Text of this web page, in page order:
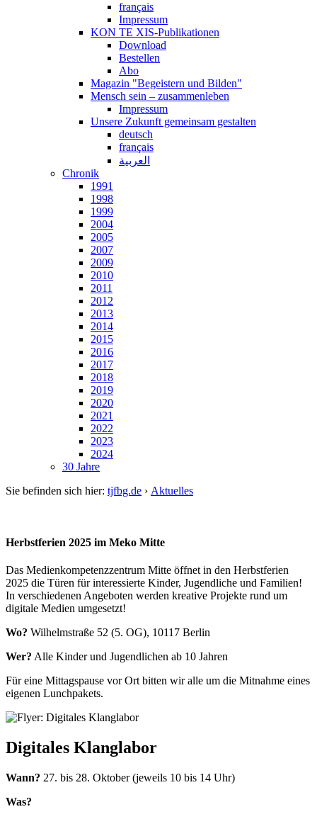
français
Impressum
KON TE XIS-Publikationen
Download
Bestellen
Abo
Magazin "Begeistern und Bilden"
Mensch sein – zusammenleben
Impressum
Unsere Zukunft gemeinsam gestalten
deutsch
français
العربية
Chronik
1991
1998
1999
2004
2005
2007
2009
2010
2011
2012
2013
2014
2015
2016
2017
2018
2019
2020
2021
2022
2023
2024
30 Jahre
Sie befinden sich hier: tjfbg.de › Aktuelles
Herbstferien 2025 im Meko Mitte
Das Medienkompetenzzentrum Mitte öffnet in den Herbstferien
2025 die Türen für interessierte Kinder, Jugendliche und Familien!
In verschiedenen Angeboten werden kreative Projekte rund um
digitale Medien umgesetzt!
Wo? Wilhelmstraße 52 (5. OG), 10117 Berlin
Wer? Alle Kinder und Jugendlichen ab 10 Jahren
Für eine Mittagspause vor Ort bitten wir alle um die Mitnahme eines
eigenen Lunchpakets.
Digitales Klanglabor
Wann? 27. bis 28. Oktober (jeweils 10 bis 14 Uhr)
Was?